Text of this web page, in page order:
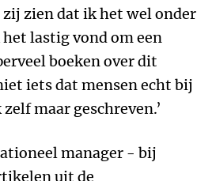
zien dat ik het wel onder
lastig vond om een
boeken over dit
iets dat mensen echt bij
maar geschreven.’
manager ‒ bij
uit de